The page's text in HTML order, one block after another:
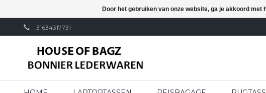
31634317731
Door het gebruiken van onze website, ga je akkoord